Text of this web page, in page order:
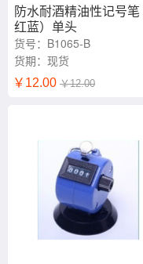
防水耐酒精油性记号
红蓝）单头
货号：B1065-B
货期：现货
￥12.00 ￥12.00